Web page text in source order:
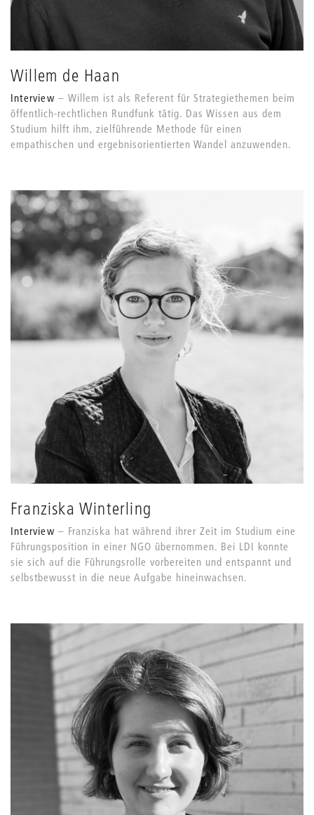
Willem de Haan
Interview
Willem ist als Referent für Strategiethemen beim
öffentlich-rechtlichen Rundfunk tätig. Das Wissen aus dem
Studium hilft ihm, zielführende Methode für einen
empathischen und ergebnisorientierten Wandel anzuwenden.
Franziska Winterling
Interview
Franziska hat während ihrer Zeit im Studium eine
Führungsposition in einer NGO übernommen. Bei LDI konnte
sie sich auf die Führungsrolle vorbereiten und entspannt und
selbstbewusst in die neue Aufgabe hineinwachsen.